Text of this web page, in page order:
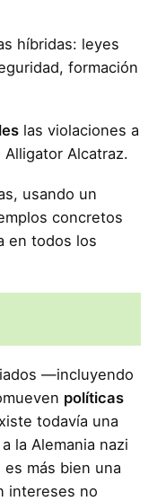
híbridas: leyes
formación
las violaciones a
Alcatraz.
usando un
concretos
en todos los
—incluyendo
políticas
todavía una
la Alemania nazi
más bien una
intereses no